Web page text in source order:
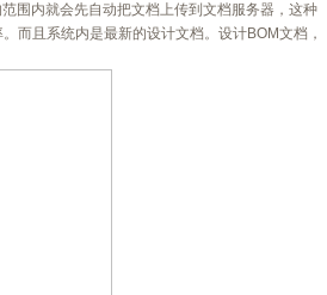
围内就会先自动把文档上传到文档服务器，这种
而且系统内是最新的设计文档。设计BOM文档，